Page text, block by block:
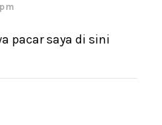
pacar saya di sini